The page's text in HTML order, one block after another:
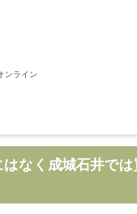
ンライン
なく成城石井では